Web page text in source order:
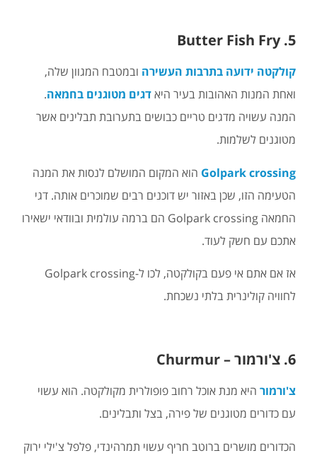
5. Butter Fish Fry
קולקטה ידועה בתרבות העשירה ובמטבח המגוון שלה,
ואחת המנות האהובות בעיר היאדגים מטוגנים בחמאה.
המנה עשויה מדגים טריים כבושים בתערובת תבלינים אשר
מטוגנים לשלמות.
Golpark crossing הוא המקום המושלם לנסות את המנה
הטעימה הזו, שכן באזור יש דוכנים רבים שמוכרים אותה. דגי
החמאה Golpark crossing הם ברמה עולמית ובוודאי ישאירו
אתכם עם חשק לעוד.
אז אם אתם אי פעם בקולקטה, לכו ל-Golpark crossing
לחוויה קולינרית בלתי נשכחת.
6. צ'ורמור – Churmur
צ'ורמור היא מנת אוכל רחוב פופולרית מקולקטה. הוא עשוי
עם כדורים מטוגנים של פירה, בצל ותבלינים.
הכדורים מושרים ברוטב חריף עשוי תמרהינדי, פלפל צ'ילי ירוק